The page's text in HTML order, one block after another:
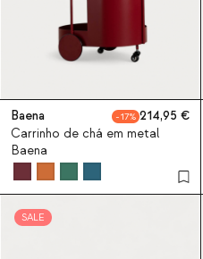
Baena 17
214,95
Carrinho de chá em metal
Baena
SALE